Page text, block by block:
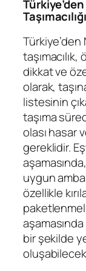
Türkiye’den
dikkat ve
olarak,
listesinin
taşıma
olası hasar
gereklidir.
uygun
özellikle
bir şekilde